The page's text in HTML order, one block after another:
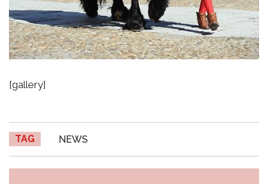
[gallery]
TAG NEWS